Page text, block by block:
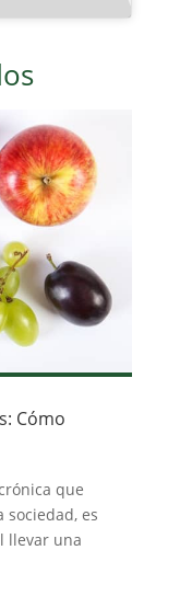
Cómo
que
sociedad, es
llevar una